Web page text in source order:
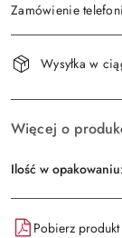
Zamówienie
Dostępność
i
dostawa
Wysyłka w
Więcej o
Ilość w opakowaniu:
Pobierz